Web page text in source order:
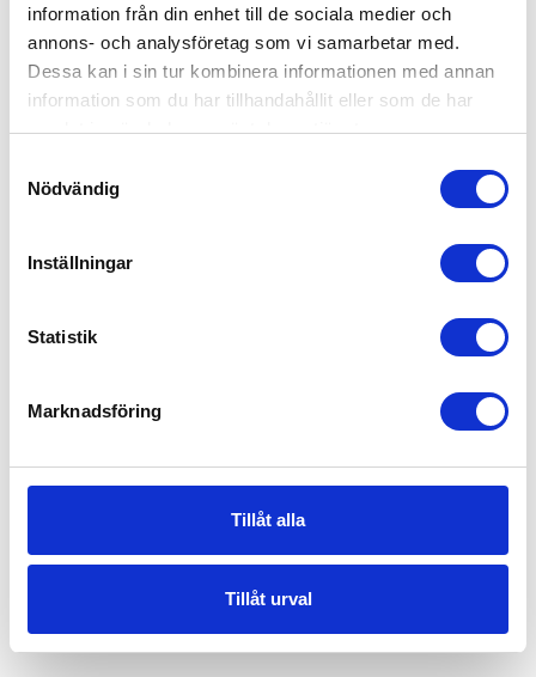
information från din enhet till de sociala medier och
annons- och analysföretag som vi samarbetar med.
Dessa kan i sin tur kombinera informationen med annan
information som du har tillhandahållit eller som de har
samlat in när du har använt deras tjänster.
Nödvändig
Inställningar
Statistik
Marknadsföring
Tillåt alla
Tillåt urval
Vårt Program under Fyrhulingens dag
Kampanjer och provkörningsmöjligheter